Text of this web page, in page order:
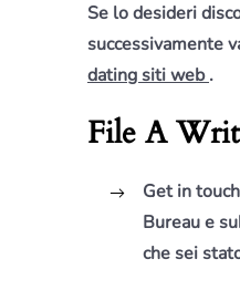
Se lo desideri
successivamente
dating siti web.
File A
Get in
Bureau e
che sei